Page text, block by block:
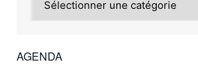
AGENDA